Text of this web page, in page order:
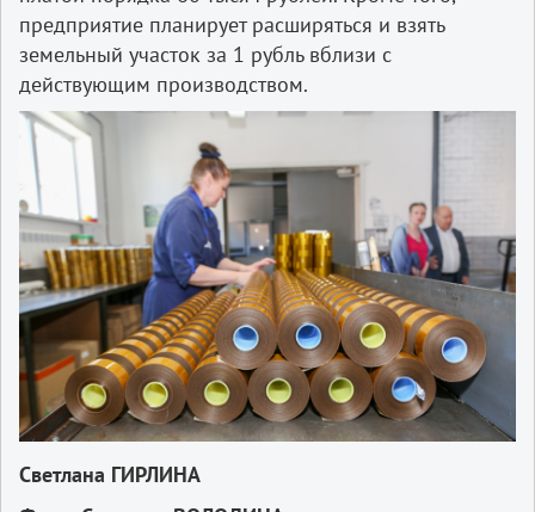
предприятие планирует расширяться и взять
земельный участок за 1 рубль вблизи с
действующим производством.
Светлана ГИРЛИНА